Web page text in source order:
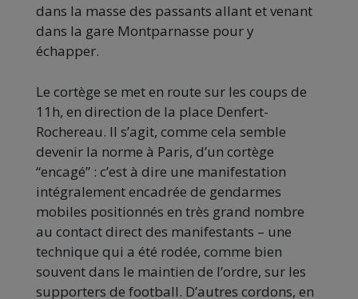
dans la masse des passants allant et venant
dans la gare Montparnasse pour y
échapper.
Le cortège se met en route sur les coups de
11h, en direction de la place Denfert-
Rochereau. Il s’agit, comme cela semble
devenir la norme à Paris, d’un cortège
“encagé” : c’est à dire une manifestation
intégralement encadrée de gendarmes
mobiles positionnés en très grand nombre
au contact direct des manifestants – une
technique qui a été rodée, comme bien
souvent dans le maintien de l’ordre, sur les
supporters de football. D’autres cordons, en